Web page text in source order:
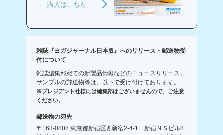
購入はこちら
雑誌『ヨガジャーナル日本版』へのリリース・郵送物受
付について
雑誌編集部宛ての新製品情報などのニュースリリース、
サンプルの郵送物等は、以下で受け付けております。
※プレジデント社様には編集部はございませんので、ご注意
ください。
郵送物の宛先
〒163-0808 東京都新宿区西新宿2-4-1 新宿ＮＳビル8